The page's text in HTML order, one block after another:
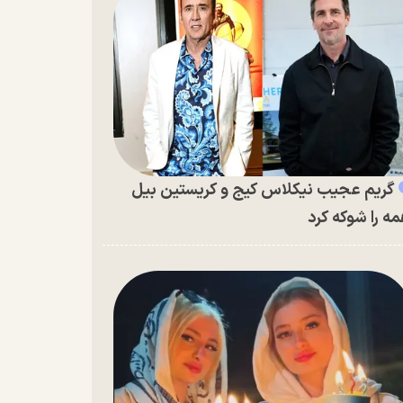
گریم عجیب نیکلاس کیج و کریستین بیل
را شوکه کرد